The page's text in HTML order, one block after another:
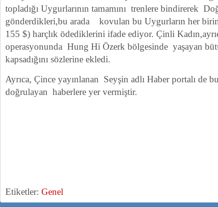
topladığı Uygurlarının tamamını trenlere bindirerek
gönderdikleri,bu arada kovulan bu Uygurların her
155 $) harçlık ödediklerini ifade ediyor. Çinli
operasyonunda Hung Hi Özerk bölgesinde yaşayan
kapsadığını sözlerine ekledi.
Ayrıca, Çince yayınlanan Seyşin adlı Haber portalı de
doğrulayan haberlere yer vermiştir.
Etiketler: Genel